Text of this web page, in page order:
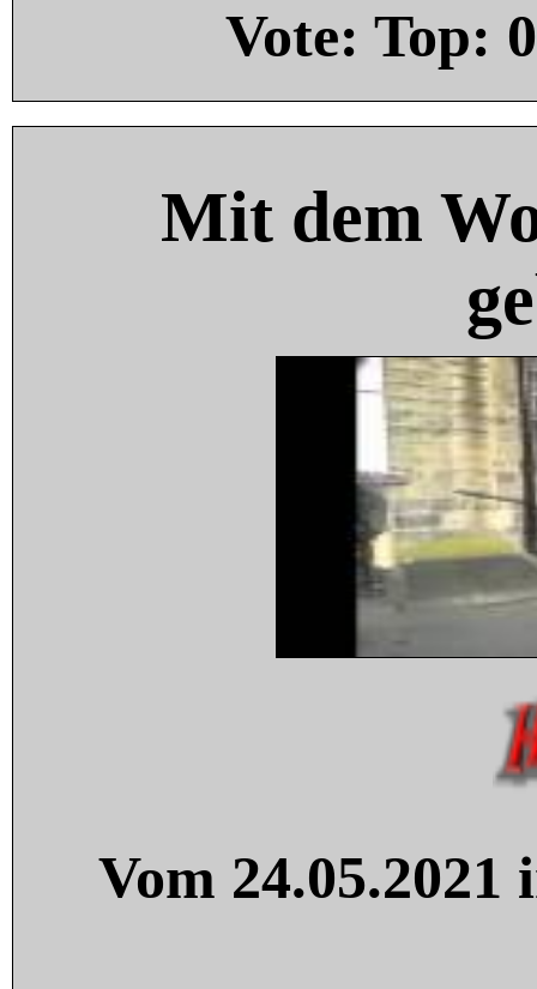
Vote: Top: 0
Mit dem
Vom